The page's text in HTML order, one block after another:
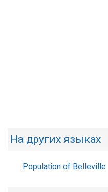
На других языках
Population of Belleville